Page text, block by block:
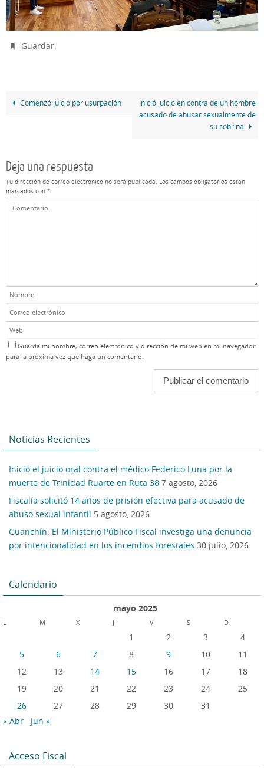
Guardar.
Comenzó juicio por usurpación
Inició juicio en contra de un hombre
acusado de abusar sexualmente de
su sobrina
Deja una respuesta
Tu dirección de correo electrónico no será publicada. Los campos obligatorios están
marcados con *
Guarda mi nombre, correo electrónico y dirección de mi web en mi navegador
para la próxima vez que haga un comentario.
Noticias Recientes
Inició el juicio oral contra el médico Federico Luna por la
muerte de Trinidad Ruarte en Ruta 38 7 agosto, 2026
Fiscalía solicitó 14 años de prisión efectiva para acusado de
abuso sexual infantil 5 agosto, 2026
Guanchín: El Ministerio Público Fiscal investiga una denuncia
por intencionalidad en los incendios forestales 30 julio, 2026
Calendario
mayo 2025
L M X J V S D
1 2 3
4
5
6 7 8 9 10
11
12
13 14 15 16 17
18
19
20 21 22 23 24
25
26
27 28 29 30
31
« Abr
Jun »
Acceso Fiscal